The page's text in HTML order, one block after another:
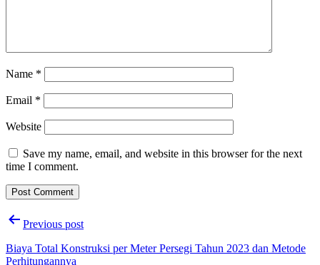
Name *
Email *
Website
Save my name, email, and website in this browser for the next
time I comment.
PostPrevious post
Biaya Total Konstruksi per Meter Persegi Tahun 2023 dan Metode
Perhitungannya